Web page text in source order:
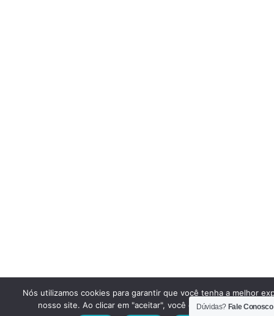
Dúvidas? Fale Conosco
Nós utilizamos cookies para garantir que você tenha a melhor
nosso site. Ao clicar em "aceitar", você concorda em utilizar